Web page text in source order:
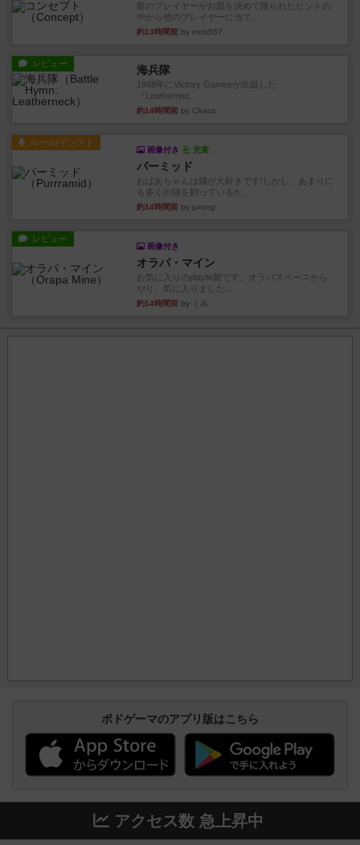
親のプレイヤーがお題を決めて限られたヒントの
中から他のプレイヤーに当て...
約13時間前 by mob567
レビュー 海兵隊
1988年にVictory Gamesが出版した
『Leathernec...
約14時間前 by Chaco
ルール/インスト
画像付き 充実
パーミッド
おばあちゃんは猫が大好きです!しかし、あまりに
も多くの猫を飼っているた...
約14時間前 by jurong
レビュー
画像付き
オラパ・マイン
お気に入りのplayte製です。オラパスペースから
やり、気に入りました...
約14時間前 by くみ
ボドゲーマのアプリ版はこちら
アクセス数 急上昇中